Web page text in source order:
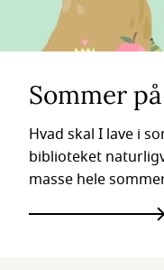
Sommer
Hvad skal I lave i
biblioteket
masse hele